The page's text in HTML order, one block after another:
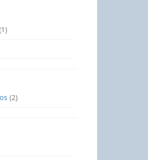
(1)
(2)